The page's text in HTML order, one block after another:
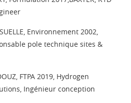
Environnement 2002,
pole technique sites &
FTPA 2019, Hydrogen
, Ingénieur conception